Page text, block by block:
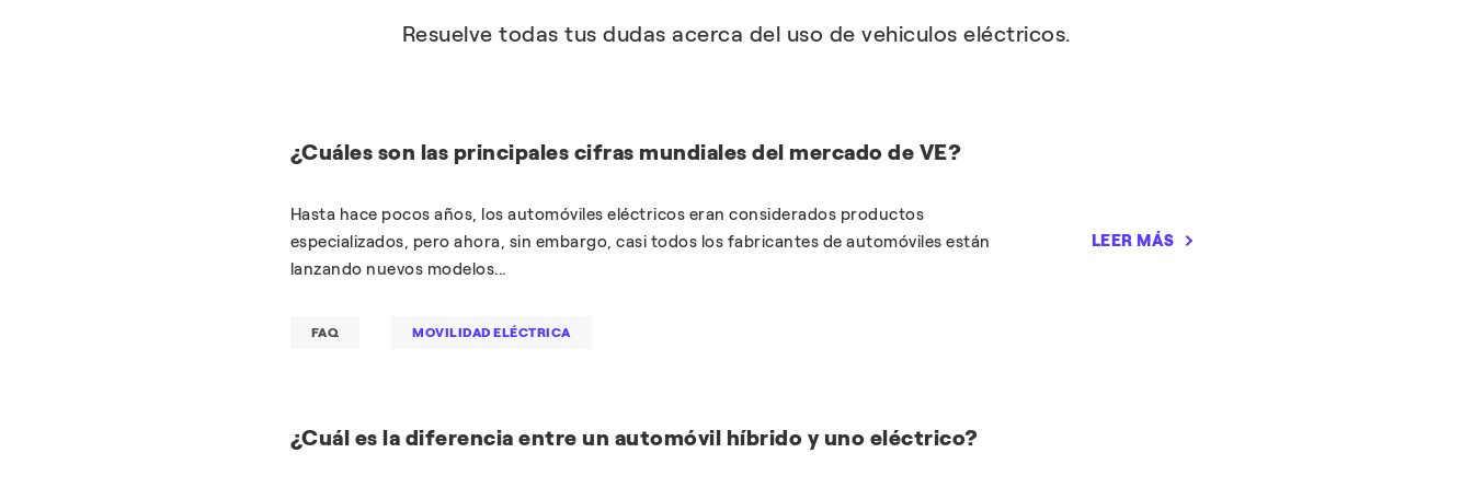
Resuelve todas tus dudas acerca del uso de vehiculos eléctricos.
¿Cuáles son las principales cifras mundiales del mercado de VE?
Hasta hace pocos años, los automóviles eléctricos eran considerados productos
especializados, pero ahora, sin embargo, casi todos los fabricantes de automóviles están
lanzando nuevos modelos...
LEER MÁS
FAQ MOVILIDAD ELÉCTRICA
¿Cuál es la diferencia entre un automóvil híbrido y uno eléctrico?